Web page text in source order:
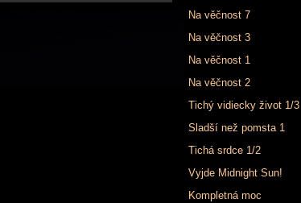
Na věčnost 7
Na věčnost 3
Na věčnost 1
Na věčnost 2
Tichý vidiecky život 1/3
Sladší než pomsta 1
Tichá srdce 1/2
Vyjde Midnight Sun!
Kompletná moc